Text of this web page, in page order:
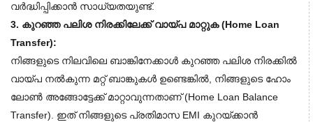
വർദ്ധിപ്പിക്കാൻ സാധ്യതയുണ്ട്.
3. കുറഞ്ഞ പലിശ നിരക്കിലേക്ക് വായ്പ മാറ്റുക (Home Loan
Transfer):
നിങ്ങളുടെ നിലവിലെ ബാങ്കിനേക്കാൾ കുറഞ്ഞ പലിശ നിരക്കിൽ
വായ്പ നൽകുന്ന മറ്റ് ബാങ്കുകൾ ഉണ്ടെങ്കിൽ, നിങ്ങളുടെ ഹോം
ലോൺ അങ്ങോട്ടേക്ക് മാറ്റാവുന്നതാണ് (Home Loan Balance
Transfer). ഇത് നിങ്ങളുടെ പ്രതിമാസ EMI കുറയ്ക്കാൻ